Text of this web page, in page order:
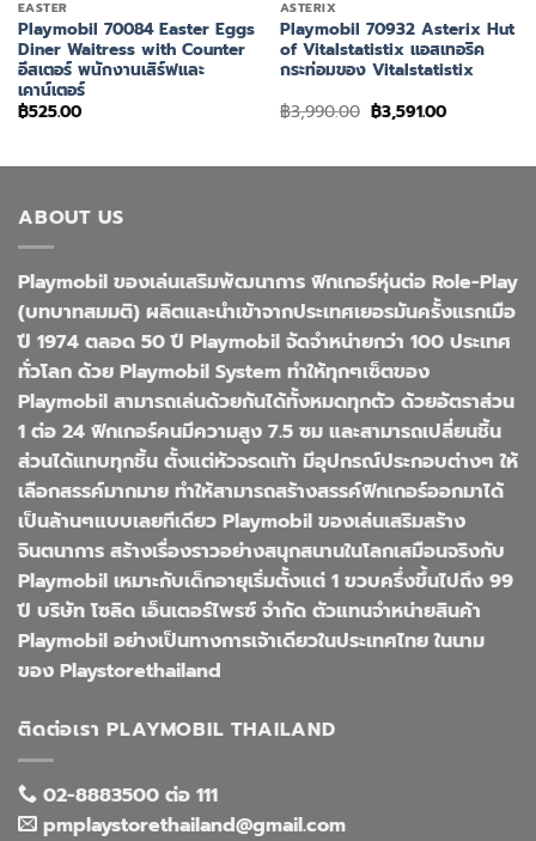
EASTER
Playmobil 70084 Easter Eggs
Diner Waitress with Counter
อีสเตอร์ พนักงานเสิร์ฟและ
เคาน์เตอร์
฿525.00
ASTERIX
Playmobil 70932 Asterix Hut
of Vitalstatistix แอสเทอริค
กระท่อมของ Vitalstatistix
฿3,990.00 Original
price
฿3,591.00Current
ABOUT US
Playmobil ของเล่นเสริมพัฒนาการ ฟิกเกอร์หุ่นต่อ Role-Play
(บทบาทสมมติ) ผลิตและนำเข้าจากประเทศเยอรมันครั้งแรกเมือ
ปี 1974 ตลอด 50 ปี Playmobil จัดจำหน่ายกว่า 100 ประเทศ
ทั่วโลก ด้วย Playmobil System ทำให้ทุกๆเซ็ตของ
Playmobil สามารถเล่นด้วยกันได้ทั้งหมดทุกตัว ด้วยอัตราส่วน
1 ต่อ 24 ฟิกเกอร์คนมีความสูง 7.5 ซม และสามารถเปลี่ยนชิ้น
ส่วนได้แทบทุกชิ้น ตั้งแต่หัวจรดเท้า มีอุปกรณ์ประกอบต่างๆ ให้
เลือกสรรค์มากมาย ทำให้สามารถสร้างสรรค์ฟิกเกอร์ออกมาได้
เป็นล้านๆแบบเลยทีเดียว Playmobil ของเล่นเสริมสร้าง
จินตนาการ สร้างเรื่องราวอย่างสนุกสนานในโลกเสมือนจริงกับ
Playmobil เหมาะกับเด็กอายุเริ่มตั้งแต่ 1 ขวบครึ่งขึ้นไปถึง 99
ปี บริษัท โซลิด เอ็นเตอร์ไพรซ์ จำกัด ตัวแทนจำหน่ายสินค้า
Playmobil อย่างเป็นทางการเจ้าเดียวในประเทศไทย ในนาม
ของ Playstorethailand
ติดต่อเรา PLAYMOBIL THAILAND
02-8883500 ต่อ 111
pmplaystorethailand@gmail.com